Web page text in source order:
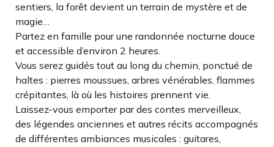
sentiers, la forêt devient un terrain de mystère et de
magie…
Partez en famille pour une randonnée nocturne douce
et accessible d’environ 2 heures.
Vous serez guidés tout au long du chemin, ponctué de
haltes : pierres moussues, arbres vénérables, flammes
crépitantes, là où les histoires prennent vie.
Laissez-vous emporter par des contes merveilleux,
des légendes anciennes et autres récits accompagnés
de différentes ambiances musicales : guitares,